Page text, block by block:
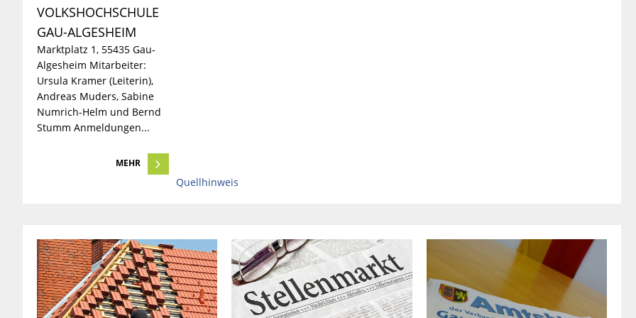
VOLKSHOCHSCHULE
GAU-ALGESHEIM
Marktplatz 1, 55435 Gau-
Algesheim Mitarbeiter:
Ursula Kramer (Leiterin),
Andreas Muders, Sabine
Numrich-Helm und Bernd
Stumm Anmeldungen...
MEHR
Quellhinweis